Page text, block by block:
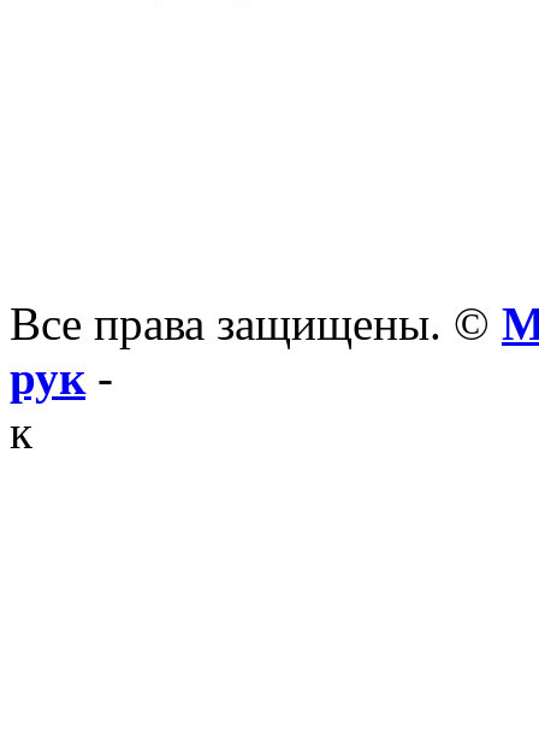
Все права защищены. ©
рук-
к